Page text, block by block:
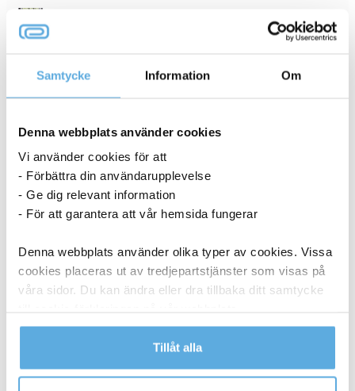
Samtycke Information Om
Denna webbplats använder cookies
Vi använder cookies för att
- Förbättra din användarupplevelse
- Ge dig relevant information
- För att garantera att vår hemsida fungerar
Denna webbplats använder olika typer av cookies. Vissa
cookies placeras ut av tredjepartstjänster som visas på
våra sidor. Du kan ändra eller dra tillbaka ditt samtycke
Läs mer i vår integritetspolicy om vilka vi är, hur du
kontaktar oss och på vilket sätt vi behandlar
Tillåt alla
136,25
ANDRA KÖPTE OCKSÅ